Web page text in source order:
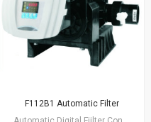
F112B1 Automatic Filter